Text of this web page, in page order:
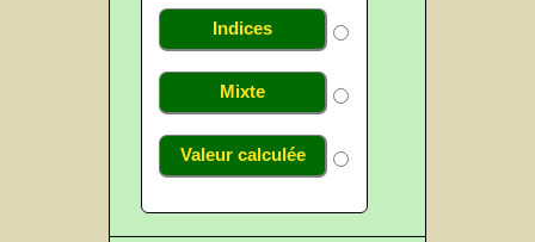
Indices
Mixte
Valeur calculée